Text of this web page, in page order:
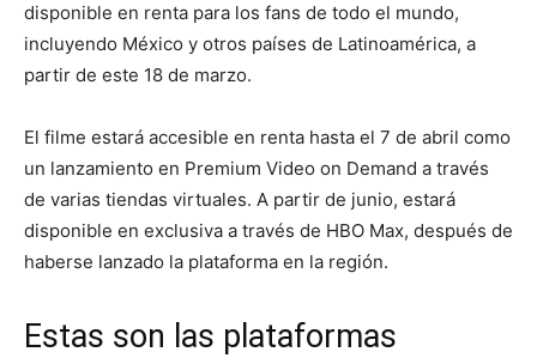
disponible en renta para los fans de todo el mundo,
incluyendo México y otros países de Latinoamérica, a
partir de este 18 de marzo.
El filme estará accesible en renta hasta el 7 de abril como
un lanzamiento en Premium Video on Demand a través
de varias tiendas virtuales. A partir de junio, estará
disponible en exclusiva a través de HBO Max, después de
haberse lanzado la plataforma en la región.
Estas son las plataformas